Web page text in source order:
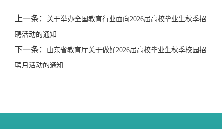
上一条： 关于举办全国教育行业面向2026届高校毕业生秋季招
聘活动的通知
下一条： 山东省教育厅关于做好2026届高校毕业生秋季校园招
聘月活动的通知